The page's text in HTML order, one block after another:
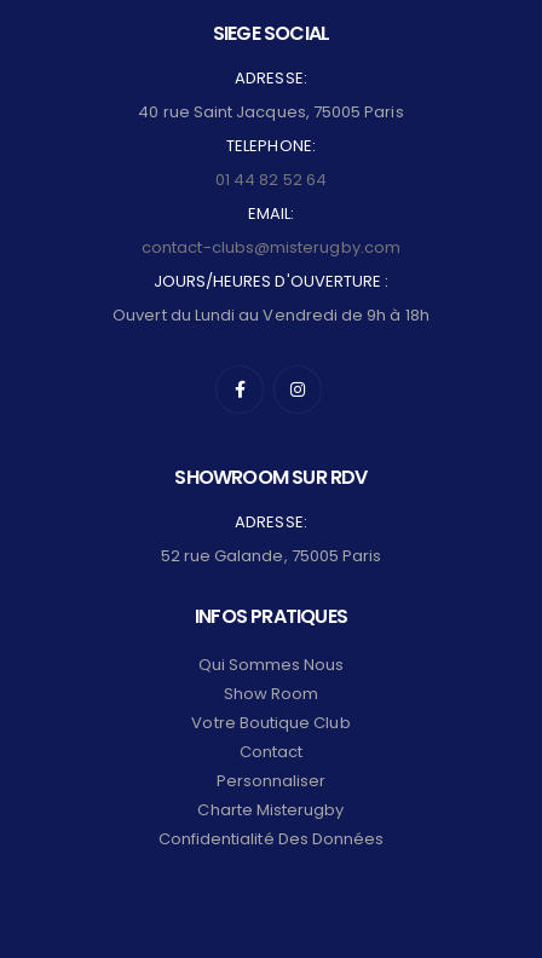
SIEGE SOCIAL
ADRESSE:
40 rue Saint Jacques, 75005 Paris
TELEPHONE:
01 44 82 52 64
EMAIL:
contact-clubs@misterugby.com
JOURS/HEURES D'OUVERTURE :
Ouvert du Lundi au Vendredi de 9h à 18h
SHOWROOM SUR RDV
ADRESSE:
52 rue Galande, 75005 Paris
INFOS PRATIQUES
Qui Sommes Nous
Show Room
Votre Boutique Club
Contact
Personnaliser
Charte Misterugby
Confidentialité Des Données